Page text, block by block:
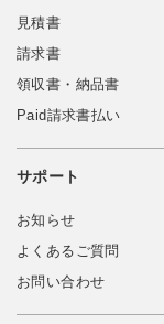
見積書
請求書
領収書・納品書
Paid請求書払い
サポート
お知らせ
よくあるご質問
お問い合わせ